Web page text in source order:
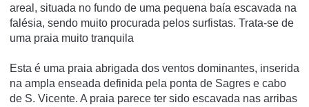
areal, situada no fundo de uma pequena baía escavada na
falésia, sendo muito procurada pelos surfistas. Trata-se de
uma praia muito tranquila
Esta é uma praia abrigada dos ventos dominantes, inserida
na ampla enseada definida pela ponta de Sagres e cabo
de S. Vicente. A praia parece ter sido escavada nas arribas